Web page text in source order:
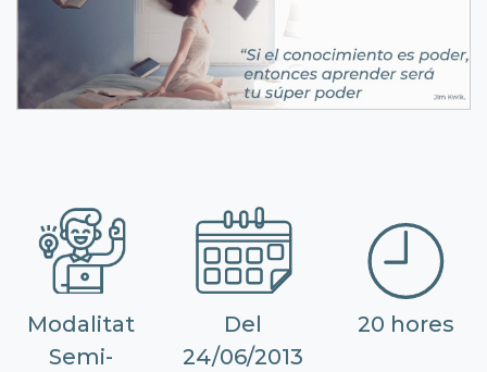
Modalitat
Semi-
Del
24/06/2013
20 hores